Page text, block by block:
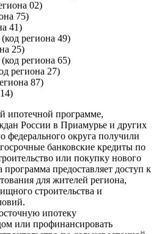
02)
75)
41)
региона 49)
25)
региона 65)
региона 27)
87)
ипотечной программе,
России в Приамурье и других
федерального округа получили
банковские кредиты по
или покупку нового
предоставляет доступ к
для жителей региона,
строительства и
ипотеку
или профинансировать